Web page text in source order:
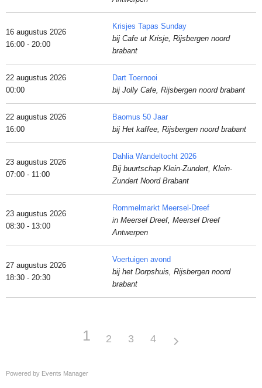
16 augustus 2026
16:00 - 20:00
Krisjes Tapas Sunday
bij Cafe ut Krisje, Rijsbergen noord
brabant
22 augustus 2026
00:00
Dart Toernooi
bij Jolly Cafe, Rijsbergen noord brabant
22 augustus 2026
16:00
Baomus 50 Jaar
bij Het kaffee, Rijsbergen noord brabant
23 augustus 2026
07:00 - 11:00
Dahlia Wandeltocht 2026
Bij buurtschap Klein-Zundert, Klein-
Zundert Noord Brabant
23 augustus 2026
08:30 - 13:00
Rommelmarkt Meersel-Dreef
in Meersel Dreef, Meersel Dreef
Antwerpen
27 augustus 2026
18:30 - 20:30
Voertuigen avond
bij het Dorpshuis, Rijsbergen noord
brabant
1 2 3 4
Powered by Events Manager